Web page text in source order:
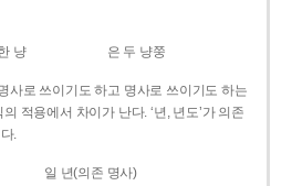
냥 은 두 냥쭝
명사로 쓰이기도 하고 명사로 쓰이기도 하는
적용에서 차이가 난다. ‘년, 년도’가 의존
.
일 년(의존 명사)